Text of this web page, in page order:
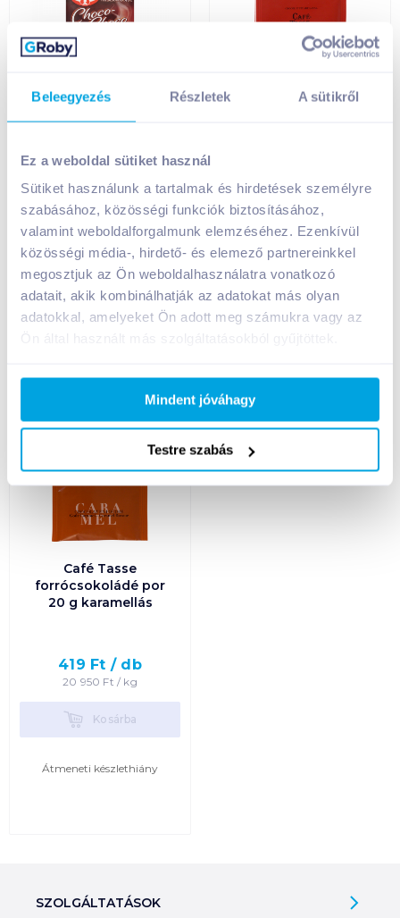
Beleegyezés Részletek A sütikről
Ez a weboldal sütiket használ
Sütiket használunk a tartalmak és hirdetések személyre
szabásához, közösségi funkciók biztosításához,
valamint weboldalforgalmunk elemzéséhez. Ezenkívül
közösségi média-, hirdető- és elemező partnereinkkel
megosztjuk az Ön weboldalhasználatra vonatkozó
adatait, akik kombinálhatják az adatokat más olyan
adatokkal, amelyeket Ön adott meg számukra vagy az
Mindent jóváhagy
Testre szabás
Dr. Oetker Choco-
csokoládé 34 g
399 Ft / db
11 735 Ft /kg
KosárbaKosárba
1 karton = 30 db
+1 karton a kosárba
419 Ft / db
20 950Ft /kg
KosárbaKosárba
1 karton = 100 db
+1 karton a kosárba
Café Tasse
forrócsokoládé por
20 g karamellás
419 Ft / db
20 950 Ft / kg
KosárbaKosárba
Átmeneti készlethiány
SZOLGÁLTATÁSOK